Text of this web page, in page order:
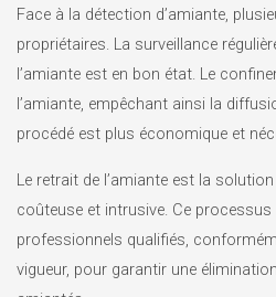
Face à la détection d’amiante,
propriétaires. La surveillance
l’amiante est en bon état. Le
l’amiante, empêchant ainsi la
procédé est plus économique et
Le retrait de l’amiante est la
coûteuse et intrusive. Ce
professionnels qualifiés,
vigueur, pour garantir une